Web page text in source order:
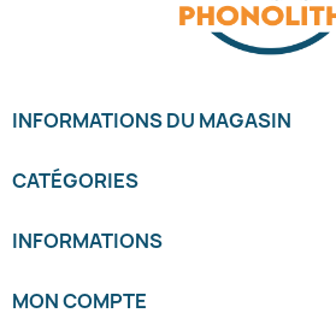
INFORMATIONS DU MAGASIN
CATÉGORIES
INFORMATIONS
MON COMPTE